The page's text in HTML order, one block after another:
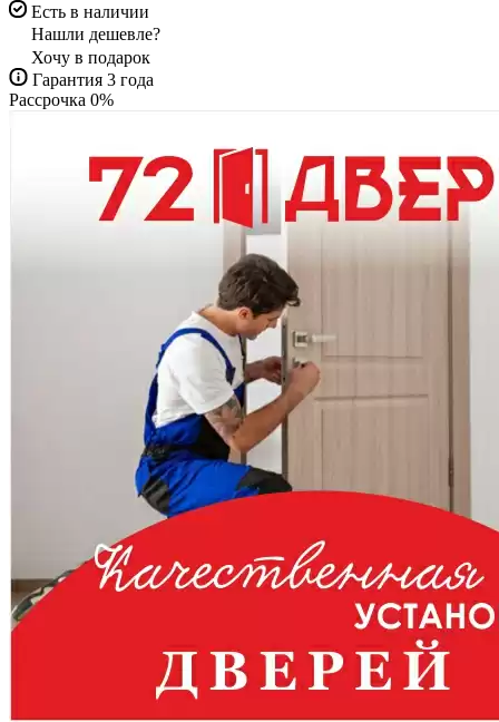
Есть в наличии
Нашли дешевле?
Хочу в подарок
Гарантия 3 года
Рассрочка 0%